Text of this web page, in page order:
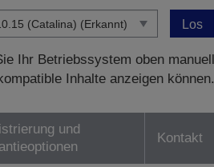
Los
Ihr Betriebssystem oben manuell
Inhalte anzeigen können.
und
Kontakt